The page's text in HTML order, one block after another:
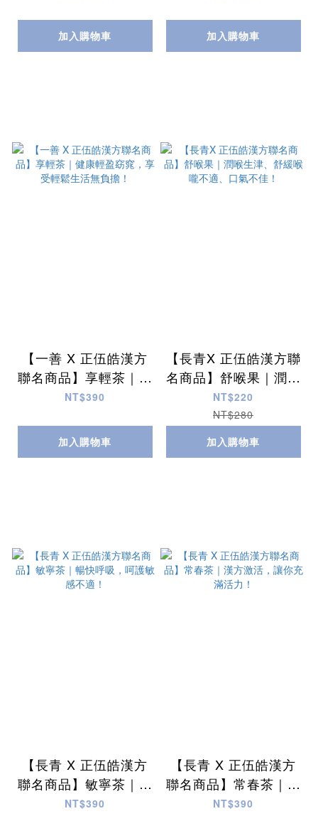
加入購物車 加入購物車
【一善 X 正伍皓漢方
聯名商品】享輕茶｜健
康輕盈窈窕，享受輕鬆
NT$390
加入購物車
【長青X 正伍皓漢方聯
名商品】舒喉果｜潤喉
生津、舒緩喉嚨不適、
口氣不佳！
NT$220
NT$280
加入購物車
【長青 X 正伍皓漢方
聯名商品】敏寧茶｜暢
快呼吸，呵護敏感不
NT$390
【長青 X 正伍皓漢方
聯名商品】常春茶｜漢
方激活，讓你充滿活
NT$390